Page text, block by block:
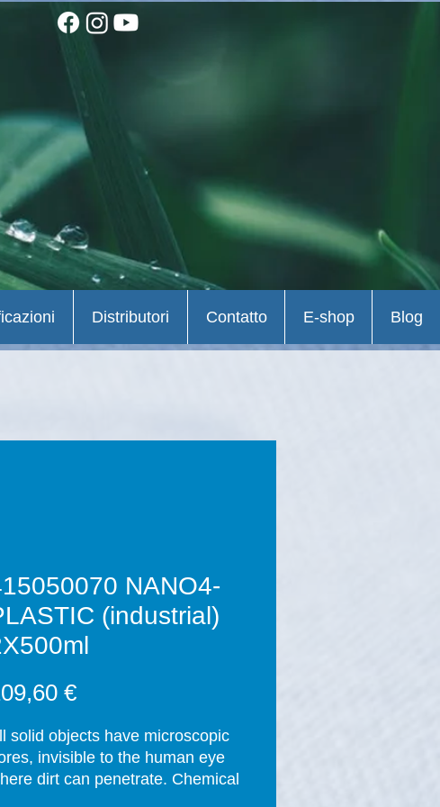
NANO4-
(industrial)
€Prezzo
solid objects have microscopic
invisible to the human eye
dirt can penetrate. Chemical
Distributori Contatto E-shop Blog